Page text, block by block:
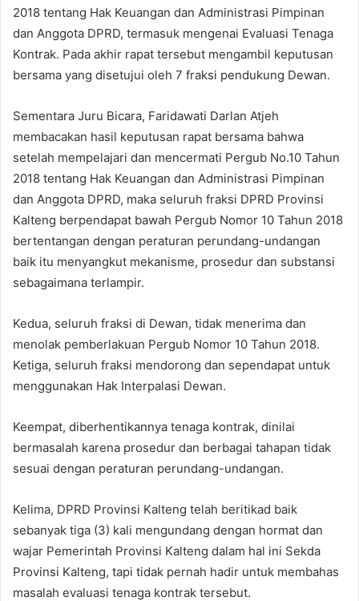
2018 tentang Hak Keuangan dan Administrasi Pimpinan
dan Anggota DPRD, termasuk mengenai Evaluasi Tenaga
Kontrak. Pada akhir rapat tersebut mengambil keputusan
bersama yang disetujui oleh 7 fraksi pendukung Dewan.
Sementara Juru Bicara, Faridawati Darlan Atjeh
membacakan hasil keputusan rapat bersama bahwa
setelah mempelajari dan mencermati Pergub No.10 Tahun
2018 tentang Hak Keuangan dan Administrasi Pimpinan
dan Anggota DPRD, maka seluruh fraksi DPRD Provinsi
Kalteng berpendapat bawah Pergub Nomor 10 Tahun 2018
bertentangan dengan peraturan perundang-undangan
baik itu menyangkut mekanisme, prosedur dan substansi
sebagaimana terlampir.
Kedua, seluruh fraksi di Dewan, tidak menerima dan
menolak pemberlakuan Pergub Nomor 10 Tahun 2018.
Ketiga, seluruh fraksi mendorong dan sependapat untuk
menggunakan Hak Interpalasi Dewan.
Keempat, diberhentikannya tenaga kontrak, dinilai
bermasalah karena prosedur dan berbagai tahapan tidak
sesuai dengan peraturan perundang-undangan.
Kelima, DPRD Provinsi Kalteng telah beritikad baik
sebanyak tiga (3) kali mengundang dengan hormat dan
wajar Pemerintah Provinsi Kalteng dalam hal ini Sekda
Provinsi Kalteng, tapi tidak pernah hadir untuk membahas
masalah evaluasi tenaga kontrak tersebut.